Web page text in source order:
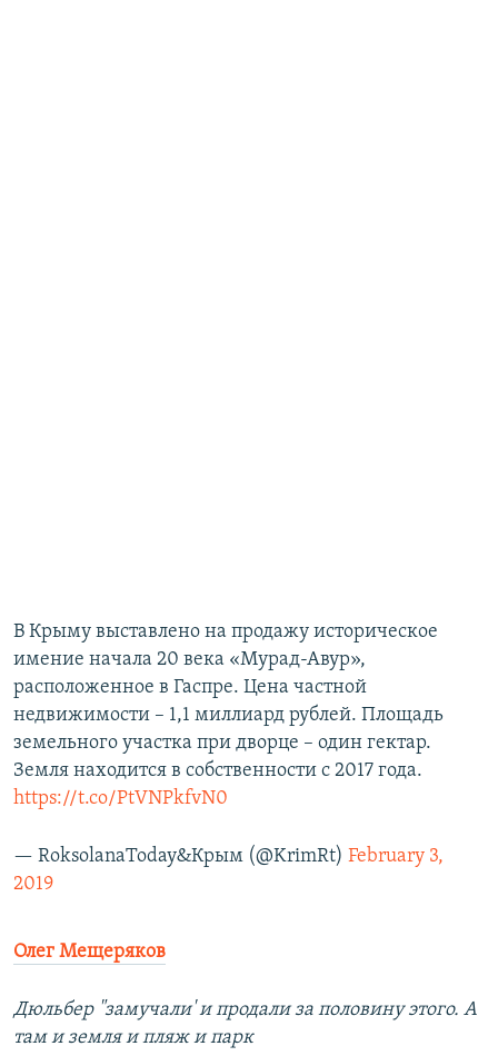
В Крыму выставлено на продажу историческое
имение начала 20 века «Мурад-Авур»,
расположенное в Гаспре. Цена частной
недвижимости – 1,1 миллиард рублей. Площадь
земельного участка при дворце – один гектар.
Земля находится в собственности с 2017 года.
https://t.co/PtVNPkfvN0
— RoksolanaToday&Крым (@KrimRt) February 3,
2019
Олег Мещеряков
Дюльбер "замучали' и продали за половину этого. А
там и земля и пляж и парк